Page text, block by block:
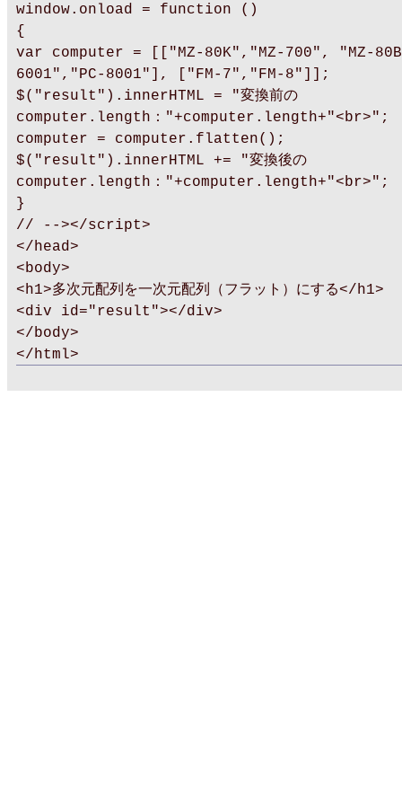
window.onload = function ()
{
var computer = [["MZ-80K","MZ-700", "MZ-
6001","PC-8001"], ["FM-7","FM-8"]];
$("result").innerHTML = "変換前の
computer.length："+computer.length+"<br>";
computer = computer.flatten();
$("result").innerHTML += "変換後の
computer.length："+computer.length+"<br>";
}
// --></script>
</head>
<body>
<h1>多次元配列を一次元配列（フラット）にする</h1>
<div id="result"></div>
</body>
</html>